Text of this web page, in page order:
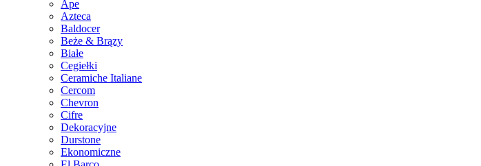
Ape
Azteca
Baldocer
Beże & Brązy
Białe
Cegiełki
Ceramiche Italiane
Cercom
Chevron
Cifre
Dekoracyjne
Durstone
Ekonomiczne